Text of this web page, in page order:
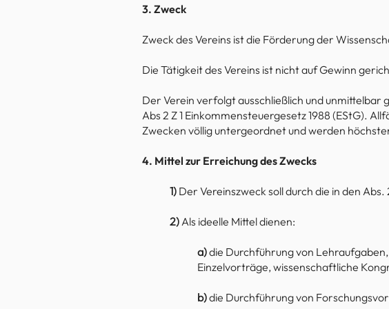
3. Zweck
Zweck des Vereins ist die Förderung der
Die Tätigkeit des Vereins ist nicht auf Gewinn
Der Verein verfolgt ausschließlich und unmittelbar
Abs 2 Z 1 Einkommensteuergesetz 1988 (EStG).
Zwecken völlig untergeordnet und werden
4. Mittel zur Erreichung des Zwecks
1) Der Vereinszweck soll durch die in den
2)Als ideelle Mittel dienen:
a)die Durchführung von
Einzelvorträge, wissenschaftliche
b)die Durchführung von